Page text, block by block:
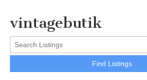
vintagebutik